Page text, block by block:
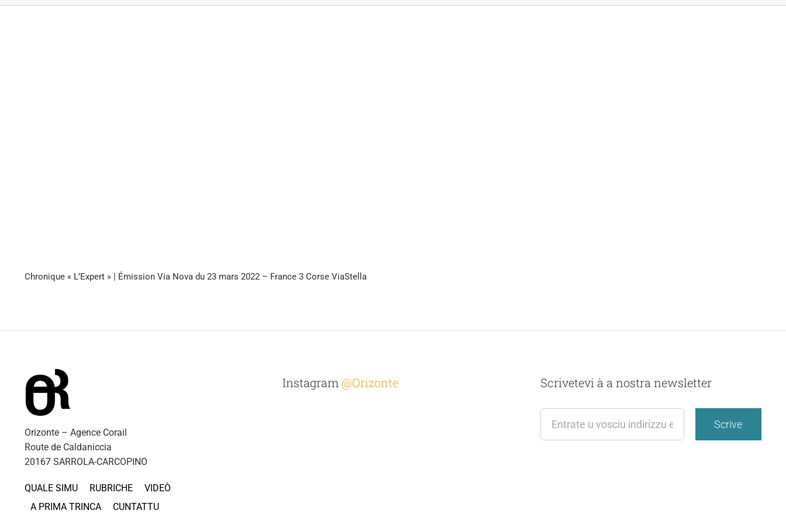
Chronique « L’Expert » | Émission Via Nova du 23 mars 2022 – France 3 Corse ViaStella
Orizonte – Agence Corail
Route de Caldaniccia
20167 SARROLA-CARCOPINO
QUALE SIMU RUBRICHE
VIDEÒ
A PRIMA TRINCA
CUNTATTU
Instagram @Orizonte Scrivetevi à a nostra newsletter
Scrive